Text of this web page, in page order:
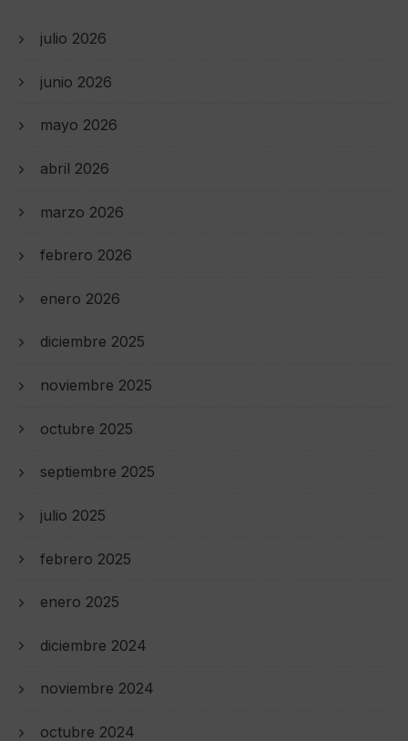
julio 2026
junio 2026
mayo 2026
abril 2026
marzo 2026
febrero 2026
enero 2026
diciembre 2025
noviembre 2025
octubre 2025
septiembre 2025
julio 2025
febrero 2025
enero 2025
diciembre 2024
noviembre 2024
octubre 2024